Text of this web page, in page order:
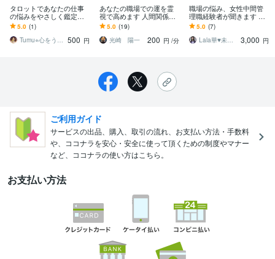
タロットであなたの仕事
の悩みをやさしく鑑定し
ます 仕事の悩み・職場の
人間関係・将来の不安等
を読み解きます
5.0 (1)
Tumu⭐︎心をうつすタロット 500 円
あなたの職場での運を霊
視で高めます 人間関係と
仕事の流れを霊視で整え
幸福へと導きます
5.0 (19)
光崎 陽一
200 円 /分
職場の悩み、女性中間管
理職経験者が聞きます 悩
みに大小はありません！
理不尽に感じることお伝
えください！
5.0 (7)
Lala華♥未来透視スピリチュアル鑑定士
3,000 円
ご利用ガイド
サービスの出品、購入、取引の流れ、お支払い方法・手数料
や、ココナラを安心・安全に使って頂くための制度やマナー
など、ココナラの使い方はこちら。
お支払い方法